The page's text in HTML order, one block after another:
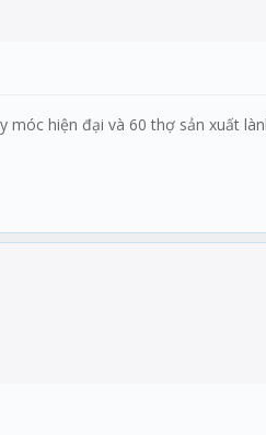
hiện đại và 60 thợ sản xuất